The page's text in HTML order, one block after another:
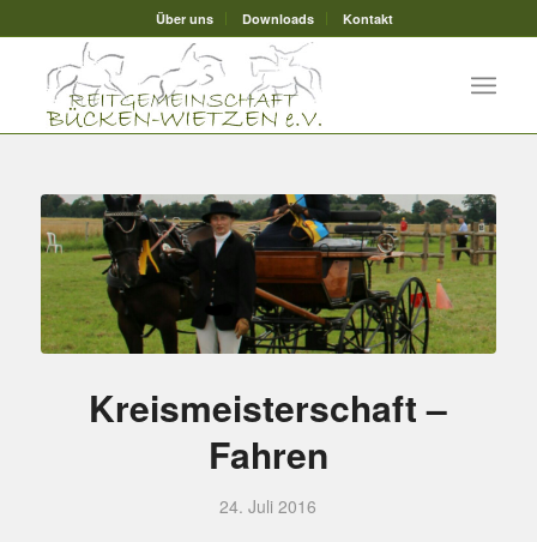
Über uns Downloads Kontakt
Kreismeisterschaft –
Fahren
24. Juli 2016